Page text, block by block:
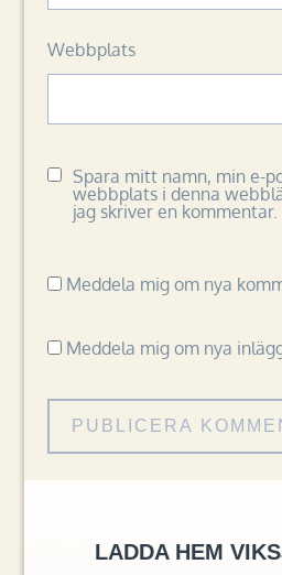
Webbplats
Spara mitt namn, min e-
webbplats i denna
jag skriver en kommentar.
Meddela mig om nya
Meddela mig om nya
LADDA HEM